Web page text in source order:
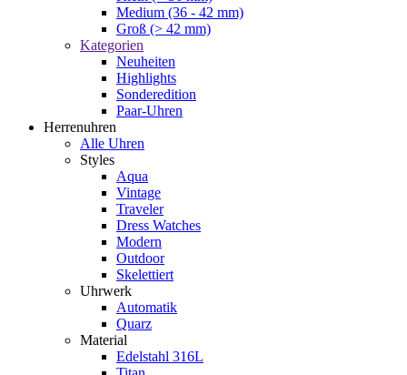
Medium (36 - 42 mm)
Groß (> 42 mm)
Kategorien
Neuheiten
Highlights
Sonderedition
Paar-Uhren
Herrenuhren
Alle Uhren
Styles
Aqua
Vintage
Traveler
Dress Watches
Modern
Outdoor
Skelettiert
Uhrwerk
Automatik
Quarz
Material
Edelstahl 316L